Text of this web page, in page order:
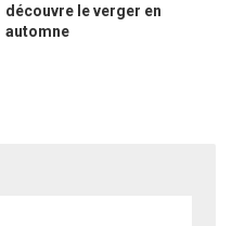
découvre le verger en
automne